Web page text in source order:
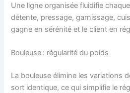
Une ligne organisée fluidifie
détente, pressage, garnissage,
gagne en sérénité et le client en
Bouleuse : régularité du poids
La bouleuse élimine les variations
sort identique, ce qui simplifie le